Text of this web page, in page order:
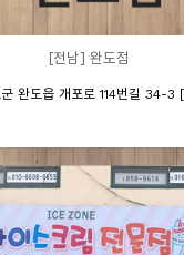
[전남] 완도점
완도읍 개포로 114번길 34-3 [